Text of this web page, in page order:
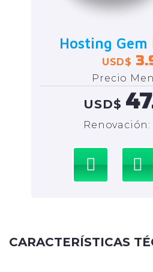
Hosting Gem
USD$
Precio
USD$
Renovación:
CARACTERÍSTICAS